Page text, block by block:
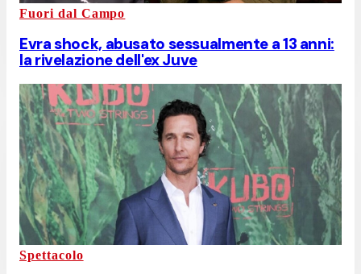
Fuori dal Campo
Evra shock, abusato sessualmente a 13 anni:
la rivelazione dell'ex Juve
Spettacolo